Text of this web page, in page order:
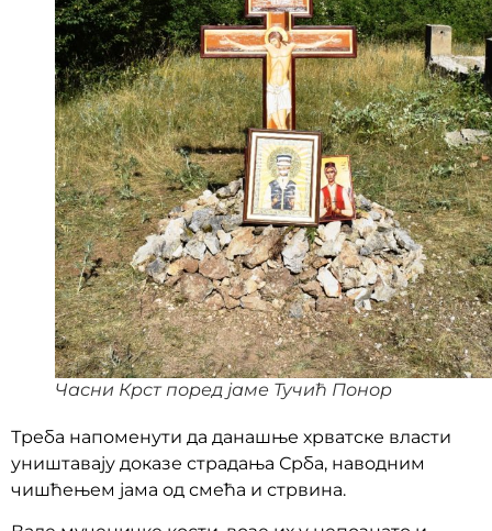
Часни Крст поред јаме Тучић Понор
Треба напоменути да данашње хрватске власти
уништавају доказе страдања Срба, наводним
чишћењем јама од смећа и стрвина.